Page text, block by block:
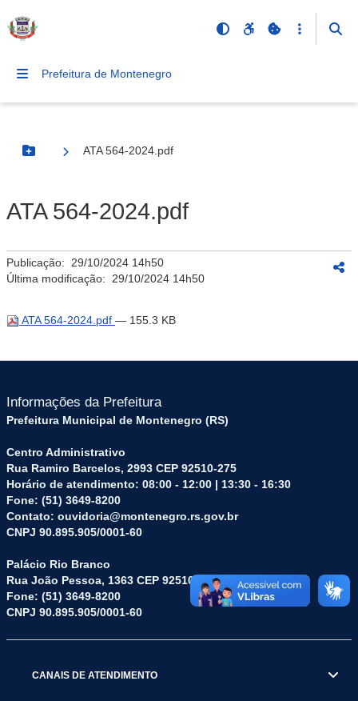
Prefeitura de Montenegro
Botão Menu
ATA 564-2024.pdf
ATA 564-2024.pdf
Publicação: 29/10/2024 14h50
Última modificação: 29/10/2024 14h50
ATA 564-2024.pdf — 155.3 KB
Informações da Prefeitura
Prefeitura Municipal de Montenegro (RS)
Centro Administrativo
Rua Ramiro Barcelos, 2993 CEP 92510-275
Horário de atendimento: 08:00 - 12:00 | 13:30 - 16:30
Fone: (51) 3649-8200
Contato: ouvidoria@montenegro.rs.gov.br
CNPJ 90.895.905/0001-60
Palácio Rio Branco
Rua João Pessoa, 1363 CEP 92510-045
Fone: (51) 3649-8200
CNPJ 90.895.905/0001-60
CANAIS DE ATENDIMENTO